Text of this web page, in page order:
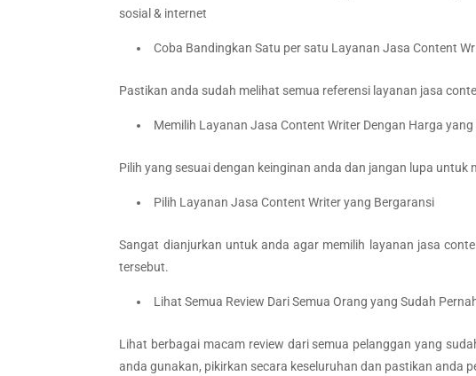
sosial & internet
Coba Bandingkan Satu per satu Layanan Jasa Content
Pastikan anda sudah melihat semua referensi layanan jasa
Memilih Layanan Jasa Content Writer Dengan Harga yang
Pilih yang sesuai dengan keinginan anda dan jangan lupa
Pilih Layanan Jasa Content Writer yang Bergaransi
Sangat dianjurkan untuk anda agar memilih layanan jasa
tersebut.
Lihat Semua Review Dari Semua Orang yang Sudah
Lihat berbagai macam review dari semua pelanggan yang
anda gunakan, pikirkan secara keseluruhan dan pastikan anda